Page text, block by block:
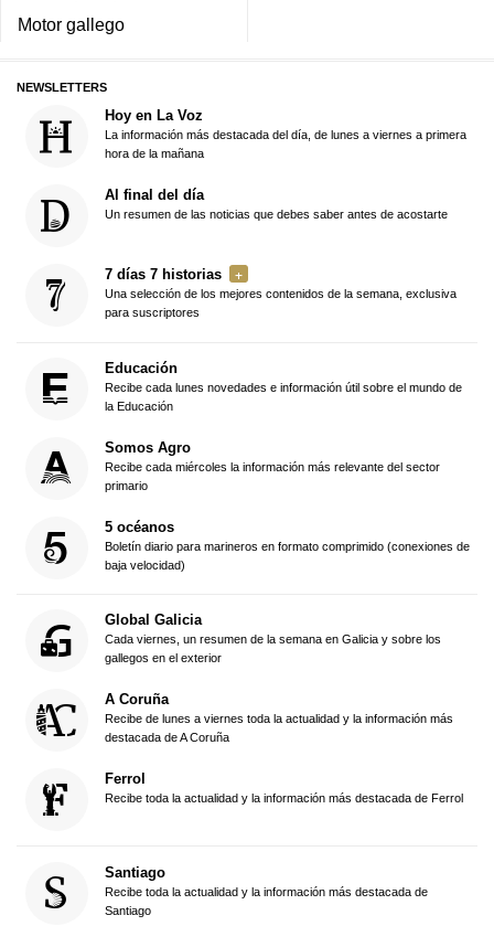
Motor gallego
NEWSLETTERS
Hoy en La Voz
La información más destacada del día, de lunes a viernes a primera
hora de la mañana
Al final del día
Un resumen de las noticias que debes saber antes de acostarte
7 días 7 historias
Una selección de los mejores contenidos de la semana, exclusiva
para suscriptores
Educación
Recibe cada lunes novedades e información útil sobre el mundo de
la Educación
Somos Agro
Recibe cada miércoles la información más relevante del sector
primario
5 océanos
Boletín diario para marineros en formato comprimido (conexiones de
baja velocidad)
Global Galicia
Cada viernes, un resumen de la semana en Galicia y sobre los
gallegos en el exterior
A Coruña
Recibe de lunes a viernes toda la actualidad y la información más
destacada de A Coruña
Ferrol
Recibe toda la actualidad y la información más destacada de Ferrol
Santiago
Recibe toda la actualidad y la información más destacada de
Santiago